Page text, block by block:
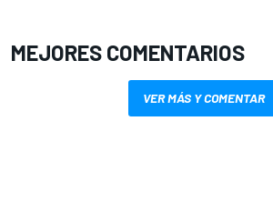
MEJORES COMENTARIOS
VER MÁS Y COMENTAR